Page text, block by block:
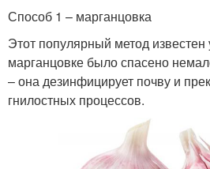
Способ 1 – марганцовка
Этот популярный метод
марганцовке было спасено
– она дезинфицирует почву и
гнилостных процессов.